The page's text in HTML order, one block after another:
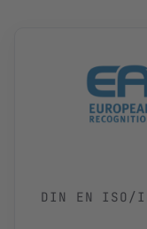
DIN EN ISO/